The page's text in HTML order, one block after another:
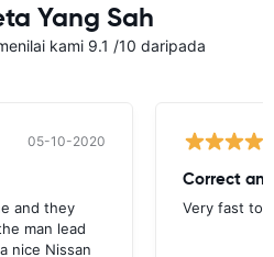
Yang Sah
kami 9.1 /10 daripada
05-10-2020
and they
man lead
nice Nissan
Correct
Very fast to